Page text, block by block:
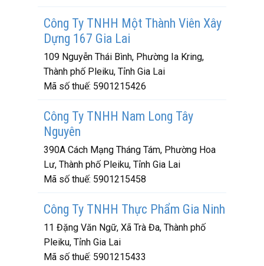
Công Ty TNHH Một Thành Viên Xây
Dựng 167 Gia Lai
109 Nguyễn Thái Bình, Phường Ia Kring,
Thành phố Pleiku, Tỉnh Gia Lai
Mã số thuế: 5901215426
Công Ty TNHH Nam Long Tây
Nguyên
390A Cách Mạng Tháng Tám, Phường Hoa
Lư, Thành phố Pleiku, Tỉnh Gia Lai
Mã số thuế: 5901215458
Công Ty TNHH Thực Phẩm Gia Ninh
11 Đặng Văn Ngữ, Xã Trà Đa, Thành phố
Pleiku, Tỉnh Gia Lai
Mã số thuế: 5901215433